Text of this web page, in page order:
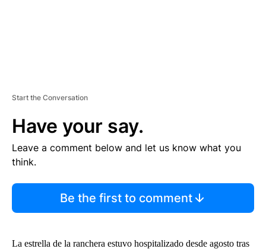
Start the Conversation
Have your say.
Leave a comment below and let us know what you
think.
Be the first to comment
La estrella de la ranchera estuvo hospitalizado desde agosto tras